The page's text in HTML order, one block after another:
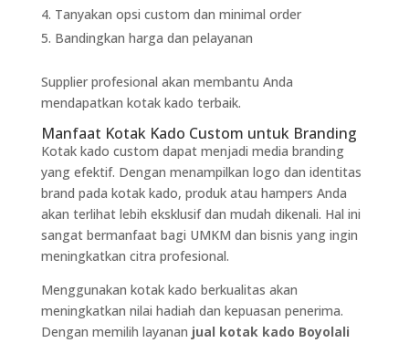
Tanyakan opsi custom dan minimal order
Bandingkan harga dan pelayanan
Supplier profesional akan membantu Anda
mendapatkan kotak kado terbaik.
Manfaat Kotak Kado Custom untuk Branding
Kotak kado custom dapat menjadi media branding
yang efektif. Dengan menampilkan logo dan identitas
brand pada kotak kado, produk atau hampers Anda
akan terlihat lebih eksklusif dan mudah dikenali. Hal ini
sangat bermanfaat bagi UMKM dan bisnis yang ingin
meningkatkan citra profesional.
Menggunakan kotak kado berkualitas akan
meningkatkan nilai hadiah dan kepuasan penerima.
Dengan memilih layanan jual kotak kado Boyolali